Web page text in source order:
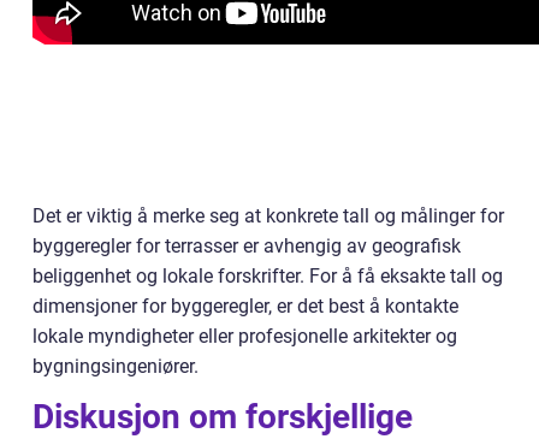
Det er viktig å merke seg at konkrete tall og målinger for
byggeregler for terrasser er avhengig av geografisk
beliggenhet og lokale forskrifter. For å få eksakte tall og
dimensjoner for byggeregler, er det best å kontakte
lokale myndigheter eller profesjonelle arkitekter og
bygningsingeniører.
Diskusjon om forskjellige